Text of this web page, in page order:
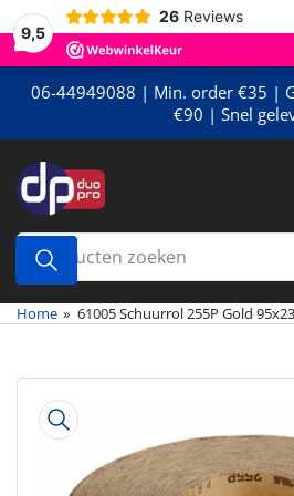
9,5
26 Reviews
Meteen
naar
de
content06-44949088 | Min. order €35 |
€90 | Snel
Producten
zoeken
Home » 61005 Schuurrol 255P Gold
naar
productinformatie